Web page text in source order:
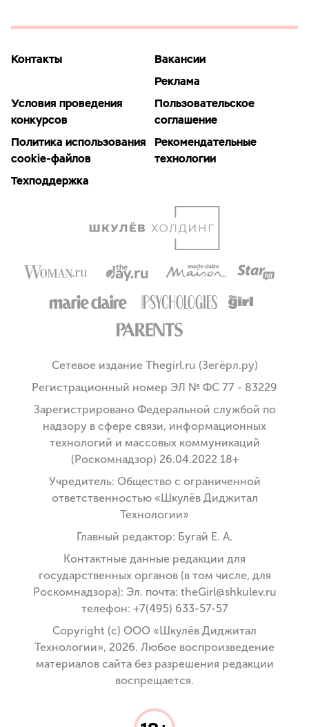
Контакты
Вакансии
Реклама
Условия проведения
конкурсов
Пользовательское
соглашение
Политика использования
cookie-файлов
Рекомендательные
технологии
Техподдержка
Сетевое издание Thegirl.ru (Зегёрл.ру)
Регистрационный номер ЭЛ № ФС 77 - 83229
Зарегистрировано Федеральной службой по
надзору в сфере связи, информационных
технологий и массовых коммуникаций
(Роскомнадзор) 26.04.2022 18+
Учредитель: Общество с ограниченной
ответственностью «Шкулёв Диджитал
Технологии»
Главный редактор: Бугай Е. А.
Контактные данные редакции для
государственных органов (в том числе, для
Роскомнадзора): Эл. почта: theGirl@shkulev.ru
телефон: +7(495) 633-57-57
Copyright (с) ООО «Шкулёв Диджитал
Технологии», 2026. Любое воспроизведение
материалов сайта без разрешения редакции
воспрещается.